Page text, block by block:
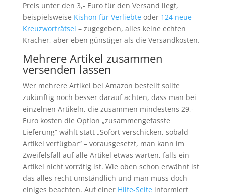
Preis unter den 3,- Euro für den Versand liegt,
beispielsweise Kishon für Verliebteoder 124 neue
Kreuzworträtsel – zugegeben, alles keine echten
Kracher, aber eben günstiger als die Versandkosten.
Mehrere Artikel zusammen
versenden lassen
Wer mehrere Artikel bei Amazon bestellt sollte
zukünftig noch besser darauf achten, dass man bei
einzelnen Artikeln, die zusammen mindestens 29,-
Euro kosten die Option „zusammengefasste
Lieferung“ wählt statt „Sofort verschicken, sobald
Artikel verfügbar“ – vorausgesetzt, man kann im
Zweifelsfall auf alle Artikel etwas warten, falls ein
Artikel nicht vorrätig ist. Wie oben schon erwähnt ist
das alles recht umständlich und man muss doch
einiges beachten. Auf einer Hilfe-Seiteinformiert